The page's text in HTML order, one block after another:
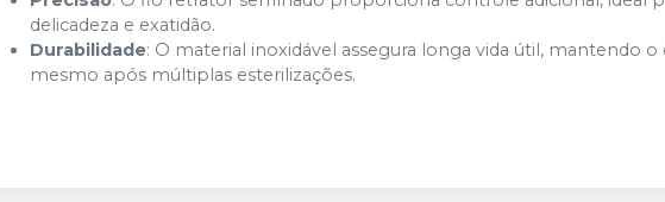
delicadeza e exatidão.
Durabilidade: O material inoxidável assegura longa vida útil, mantendo
mesmo após múltiplas esterilizações.